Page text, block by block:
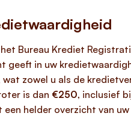
Bureau Krediet
geeft in uw
wat zowel u als de
is dan €250, inclusief
helder overzicht van